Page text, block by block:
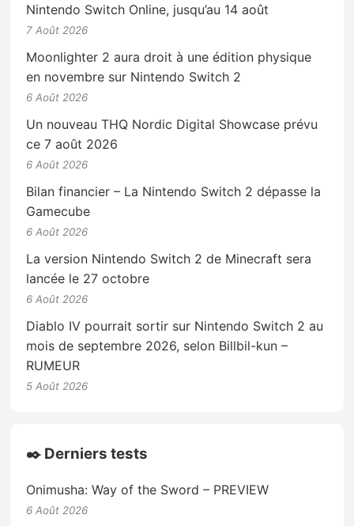
Nintendo Switch Online, jusqu’au 14 août
7 Août 2026
Moonlighter 2 aura droit à une édition physique
en novembre sur Nintendo Switch 2
6 Août 2026
Un nouveau THQ Nordic Digital Showcase prévu
ce 7 août 2026
6 Août 2026
Bilan financier – La Nintendo Switch 2 dépasse la
Gamecube
6 Août 2026
La version Nintendo Switch 2 de Minecraft sera
lancée le 27 octobre
6 Août 2026
Diablo IV pourrait sortir sur Nintendo Switch 2 au
mois de septembre 2026, selon Billbil-kun –
RUMEUR
5 Août 2026
✒️ Derniers tests
Onimusha: Way of the Sword – PREVIEW
6 Août 2026